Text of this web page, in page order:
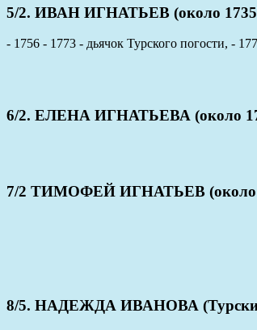
5/2. ИВАН ИГНАТЬЕВ (около 1735
- 1756 - 1773 - дьячок Турского погости, -
6/2. ЕЛЕНА ИГНАТЬЕВА (около
7/2 ТИМОФЕЙ ИГНАТЬЕВ (около
8/5. НАДЕЖДА ИВАНОВА (Турский